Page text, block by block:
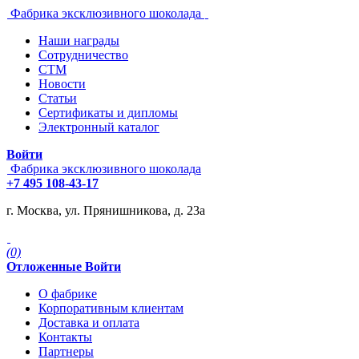
Фабрика эксклюзивного шоколада
Наши награды
Сотрудничество
СТМ
Новости
Статьи
Сертификаты и дипломы
Электронный каталог
Войти
Фабрика эксклюзивного шоколада
+7 495 108-43-17
г. Москва, ул. Прянишникова, д. 23а
(0)
Отложенные Войти
О фабрике
Корпоративным клиентам
Доставка и оплата
Контакты
Партнеры